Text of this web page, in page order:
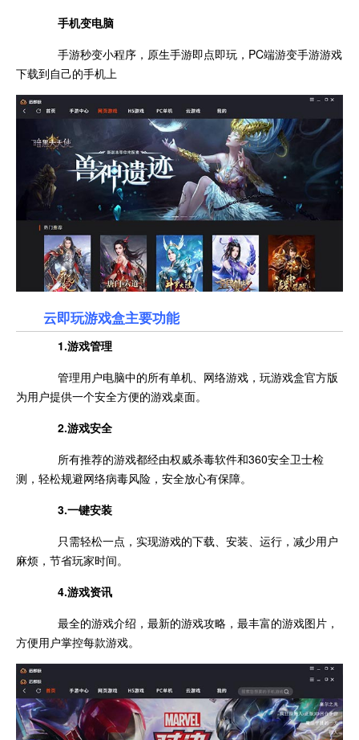
手机变电脑
手游秒变小程序，原生手游即点即玩，PC端游变手游游戏
下载到自己的手机上
云即玩游戏盒主要功能
1.游戏管理
管理用户电脑中的所有单机、网络游戏，玩游戏盒官方版
为用户提供一个安全方便的游戏桌面。
2.游戏安全
所有推荐的游戏都经由权威杀毒软件和360安全卫士检
测，轻松规避网络病毒风险，安全放心有保障。
3.一键安装
只需轻松一点，实现游戏的下载、安装、运行，减少用户
麻烦，节省玩家时间。
4.游戏资讯
最全的游戏介绍，最新的游戏攻略，最丰富的游戏图片，
方便用户掌控每款游戏。